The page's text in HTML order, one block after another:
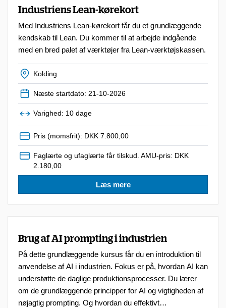
Industriens Lean-kørekort
Med Industriens Lean-kørekort får du et grundlæggende
kendskab til Lean. Du kommer til at arbejde indgående
med en bred palet af værktøjer fra Lean-værktøjskassen.
Læs mere
Kolding
Næste startdato: 21-10-2026
Varighed: 10 dage
Pris (momsfrit): DKK 7.800,00
Faglærte og ufaglærte får tilskud. AMU-pris: DKK
2.180,00
Brug af AI prompting i industrien
På dette grundlæggende kursus får du en introduktion til
anvendelse af AI i industrien. Fokus er på, hvordan AI kan
understøtte de daglige produktionsprocesser. Du lærer
om de grundlæggende principper for AI og vigtigheden af
nøjagtig prompting. Og hvordan du effektivt